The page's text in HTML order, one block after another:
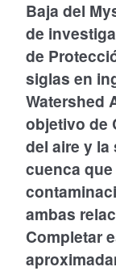
Baja del
de
de
siglas en
Watershed
objetivo de
del aire y
cuenca
ambas
Completar